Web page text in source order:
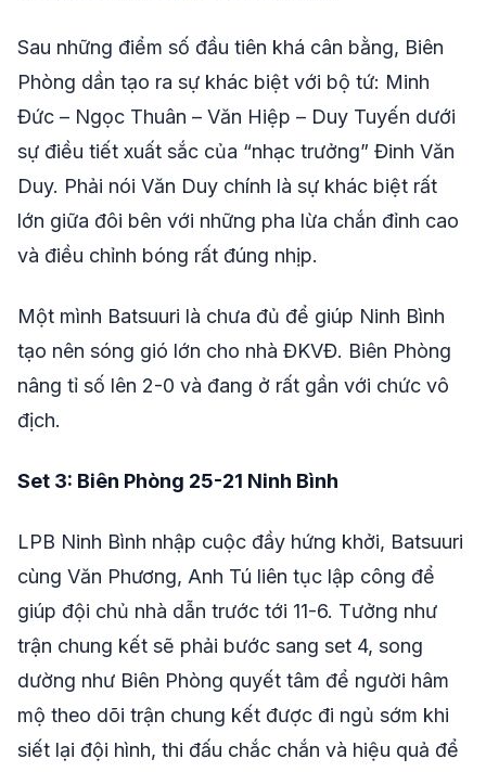
Sau những điểm số đầu tiên khá cân bằng, Biên
Phòng dần tạo ra sự khác biệt với bộ tứ: Minh
Đức – Ngọc Thuân – Văn Hiệp – Duy Tuyến dưới
sự điều tiết xuất sắc của “nhạc trưởng” Đinh Văn
Duy. Phải nói Văn Duy chính là sự khác biệt rất
lớn giữa đôi bên với những pha lừa chắn đỉnh cao
và điều chỉnh bóng rất đúng nhịp.
Một mình Batsuuri là chưa đủ để giúp Ninh Bình
tạo nên sóng gió lớn cho nhà ĐKVĐ. Biên Phòng
nâng tỉ số lên 2-0 và đang ở rất gần với chức vô
địch.
Set 3: Biên Phòng 25-21 Ninh Bình
LPB Ninh Bình nhập cuộc đầy hứng khởi, Batsuuri
cùng Văn Phương, Anh Tú liên tục lập công để
giúp đội chủ nhà dẫn trước tới 11-6. Tưởng như
trận chung kết sẽ phải bước sang set 4, song
dường như Biên Phòng quyết tâm để người hâm
mộ theo dõi trận chung kết được đi ngủ sớm khi
siết lại đội hình, thi đấu chắc chắn và hiệu quả để